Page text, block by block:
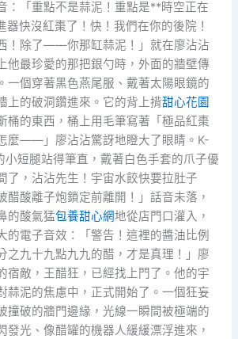
：「重點不是蒜泥！重點是**時空正在
快沒紅棗了！快！我們在你的後院！
！除了——你那缸蒜泥！」就在廖沾沾
他最珍愛的那把銀勺時，外面的牆壁傳
一個穿著黑色燕尾服、戴著太陽眼鏡的
上的破洞鑽進來。它的背上揹甜心花園
桶的東西，桶上用毛筆寫著「極品紅棗
麼——」廖沾沾驚訝地瞪大了眼睛。K-
小短腿站得筆直，戴著白色手套的爪子優
了，沾沾先生！宇宙水餃快要拉肚子
醋酸離子炮鎖定前離開！」話音未落，
的酸氣猛包養甜心網地從店門口灌入，
的電子音效：「警告！這裡的醬油比例
之九十九點九九的醋，才是真理！」廖
宿敵，王醋狂，已經找上門了。他的宇
蒜泥的焦慮中，正式開始了。一個狂妄
撞破的牆門邊緣，光線一瞬間被極端的
發光、像醋罐的機器人緩緩漂浮進來，